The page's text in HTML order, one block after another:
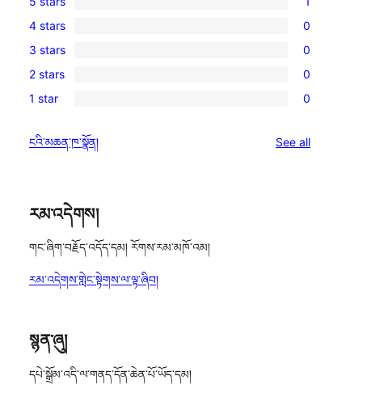
1
5-
star
review
0
4-
star
reviews
4 stars 0
0
3-
star
3 stars 0
0
2-
reviews
2 stars 0
0
star
1 star 0
ངའི་མཆན་ཁ་སྣོན། See allreviews
རམ་འདེགས།
གང་ཞིག་བརྗོད་འདོད་དམ། རོགས་རམ་མཁོ་འམ།
རམ་འདེགས་གླེང་སྟེགས་ལ་ལྟ་ཞིབ།
སྙན་ཞུ།
དཔེ་སྒྲོམ་འདི་ལ་གནད་དོན་ཆེན་པོ་ཡོད་དམ།